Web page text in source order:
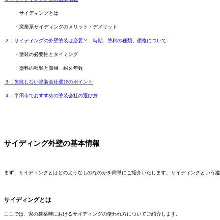
・サイディングとは
・窯業系サイディングのメリット・デメリット
２．サイディングの外壁塗装は必要？ 時期、塗料の種類、価格について
・塗装の必要性とタイミング
・塗料の種類と費用、耐久年数
３．失敗しない塗装会社選びのポイント
４．半田市でおすすめの塗装会社の選び方
サイディング外壁の基本情報
まず、サイディングとはどのようなものなのかを簡単にご紹介いたします。サイディングという
サイディングとは
ここでは、家の建築時におけるサイディングの使われ方についてご紹介します。